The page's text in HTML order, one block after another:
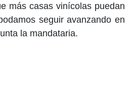
más casas vinícolas puedan
seguir avanzando en
la mandataria.